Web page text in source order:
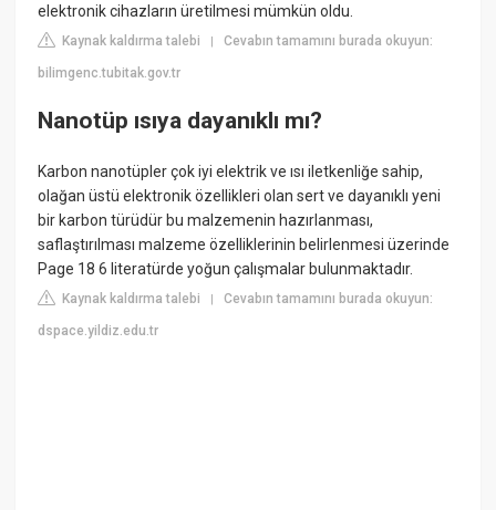
elektronik cihazların üretilmesi mümkün oldu.
Kaynak kaldırma talebi |Cevabın tamamını burada okuyun:
bilimgenc.tubitak.gov.tr
Nanotüp ısıya dayanıklı mı?
Karbon nanotüpler çok iyi elektrik ve ısı iletkenliğe sahip,
olağan üstü elektronik özellikleri olan sert ve dayanıklı yeni
bir karbon türüdür bu malzemenin hazırlanması,
saflaştırılması malzeme özelliklerinin belirlenmesi üzerinde
Page 18 6 literatürde yoğun çalışmalar bulunmaktadır.
Kaynak kaldırma talebi |Cevabın tamamını burada okuyun:
dspace.yildiz.edu.tr